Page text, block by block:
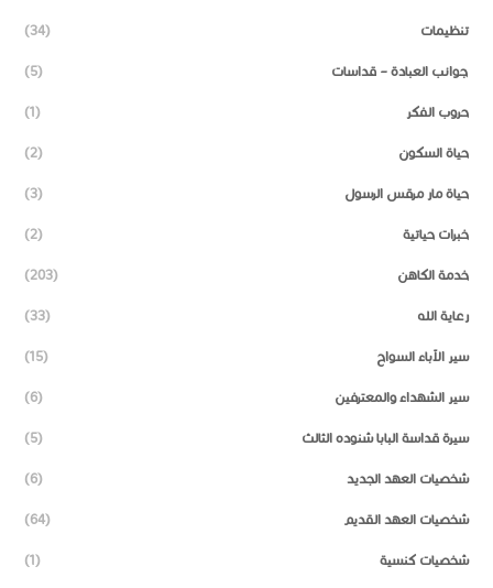
تنظيمات (34)
جوانب العبادة – قداسات (5)
حروب الفكر (1)
حياة السكون (2)
حياة مار مرقس الرسول (3)
خبرات حياتية (2)
خدمة الكاهن (203)
رعاية الله (33)
سير الآباء السواح (15)
سير الشهداء والمعترفين (6)
سيرة قداسة البابا شنوده الثالث (5)
شخصيات العهد الجديد (6)
شخصيات العهد القديم (64)
شخصيات كنسية (1)